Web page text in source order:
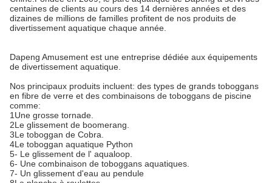
centaines de clients au cours des 14 dernières années et des
dizaines de millions de familles profitent de nos produits de
divertissement aquatique chaque année.
Dapeng Amusement est une entreprise dédiée aux équipements
de divertissement aquatique.
Nos principaux produits incluent: des types de grands toboggans
en fibre de verre et des combinaisons de toboggans de piscine
comme:
1Une grosse tornade.
2Le glissement de boomerang.
3Le toboggan de Cobra.
4Le toboggan aquatique Python
5- Le glissement de l' aqualoop.
6- Une combinaison de toboggans aquatiques.
7- Un glissement d'eau au pendule